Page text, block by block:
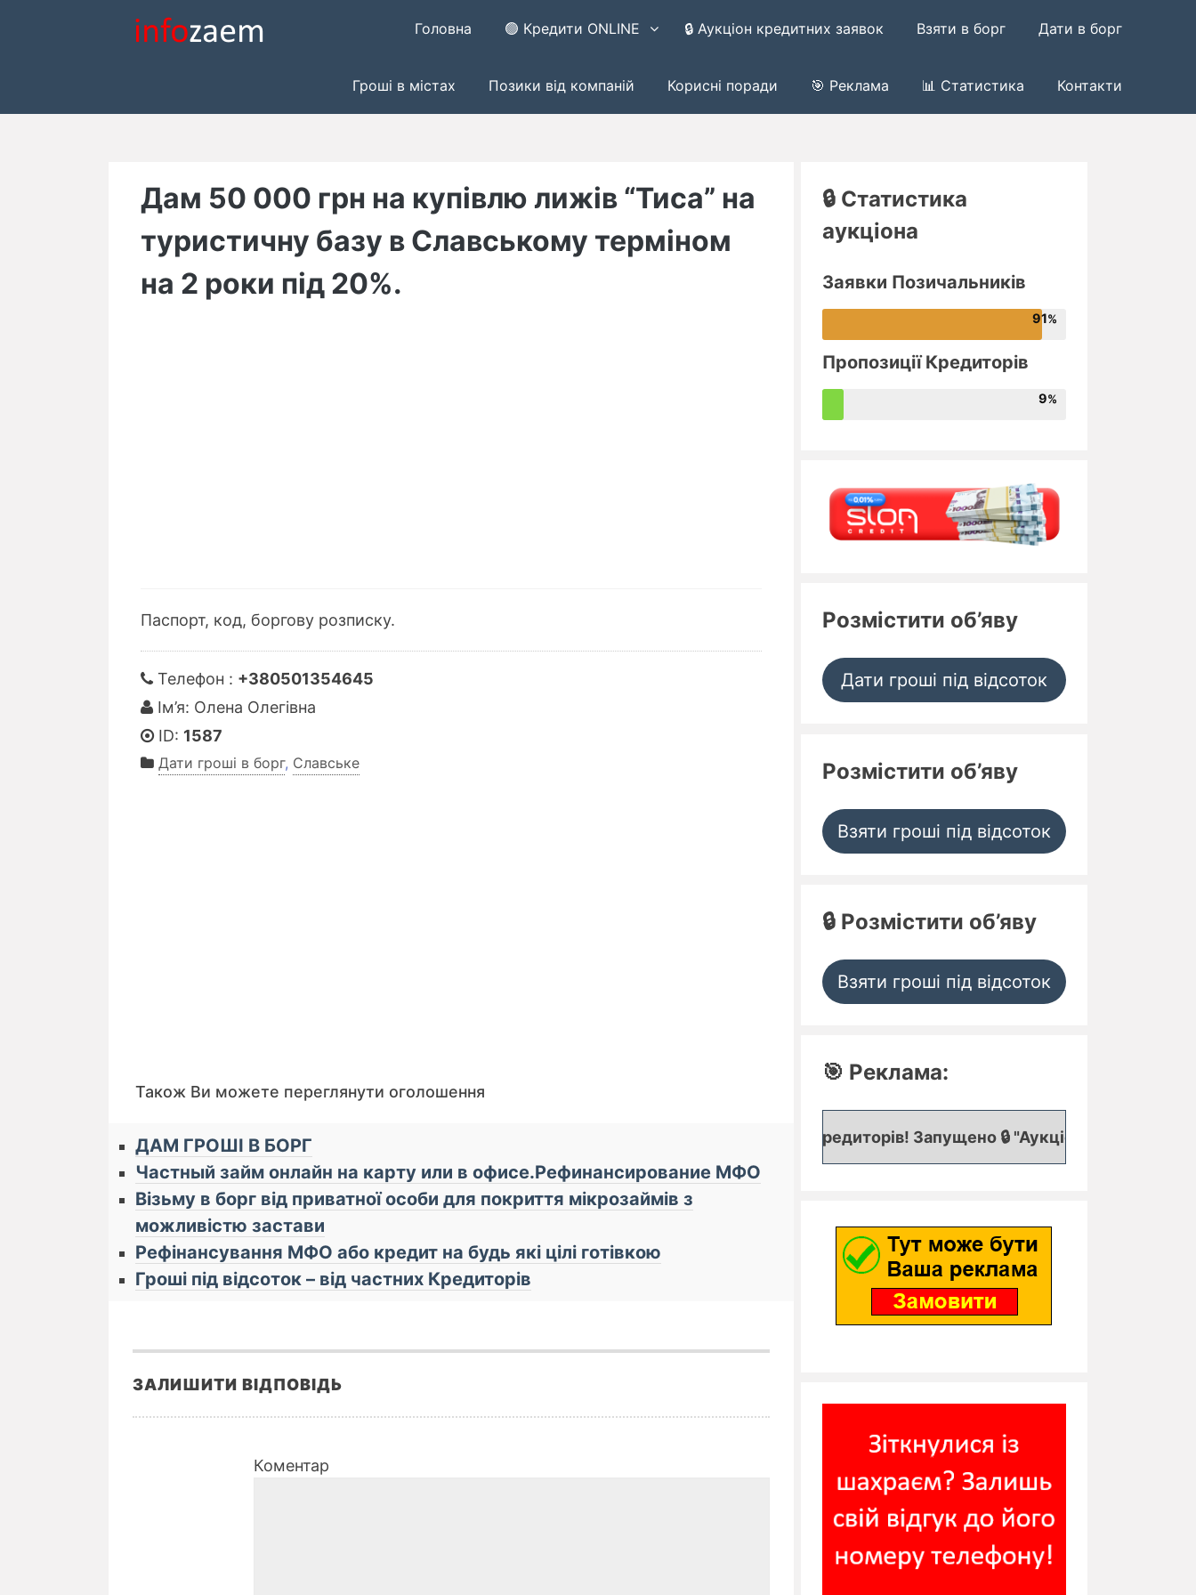
Головна 🟢 Кредити ONLINE 🔒 Аукціон кредитних заявок Взяти в борг Дати в борг
Гроші в містах Позики від компаній Корисні поради 🎯 Реклама 📊 Статистика Контакти
Дам 50 000 грн на купівлю лижів “Тиса” на
туристичну базу в Славському терміном
на 2 роки під 20%.
Паспорт, код, боргову розписку.
Телефон : +380501354645
Ім’я: Олена Олегівна
ID: 1587
Дати гроші в борг, Славське
Також Ви можете переглянути оголошення
ДАМ ГРОШІ В БОРГ
Частный займ онлайн на карту или в офисе.Рефинансирование МФО
Візьму в борг від приватної особи для покриття мікрозаймів з
можливістю застави
Рефінансування МФО або кредит на будь які цілі готівкою
Гроші під відсоток – від частних Кредиторів
ЗАЛИШИТИ ВІДПОВІДЬ
Коментар
🔒 Статистика
аукціона
Заявки Позичальників
91
Пропозиції Кредиторів
9
Розмістити об’яву
Дати гроші під відсоток
Розмістити об’яву
Взяти гроші під відсоток
🔒 Розмістити об’яву
Взяти гроші під відсоток
🎯 Реклама:
📌 До уваги кредиторів! Запущено 🔒 "Аукціон кредитних заявок", де